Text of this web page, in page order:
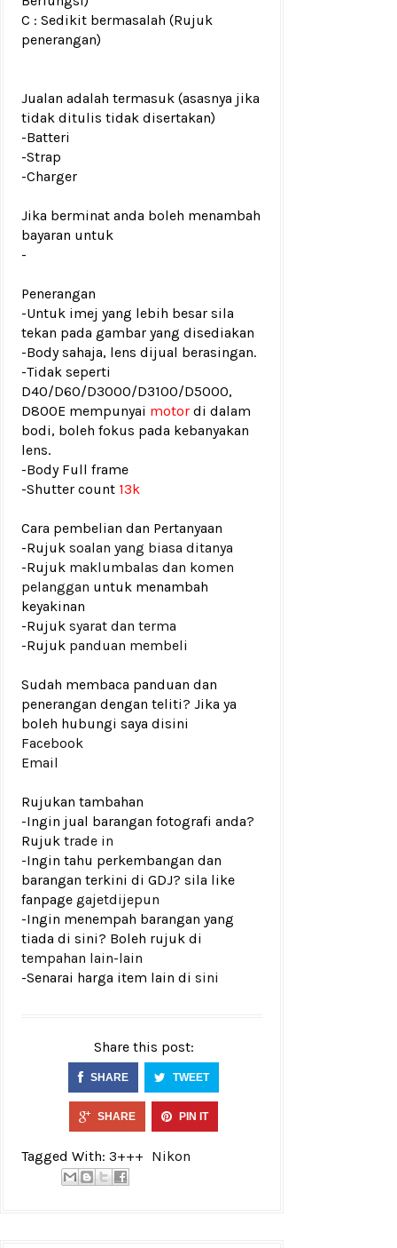
C : Sedikit bermasalah (Rujuk
penerangan)
Jualan adalah termasuk (asasnya jika
tidak ditulis tidak disertakan)
-Batteri
-Strap
-Charger
Jika berminat anda boleh menambah
bayaran untuk
-
Penerangan
-Untuk imej yang lebih besar sila
tekan pada gambar yang disediakan
-Body sahaja, lens dijual berasingan.
-Tidak seperti
D40/D60/D3000/D3100/D5000,
D800E mempunyai motor di dalam
bodi, boleh fokus pada kebanyakan
lens.
-Body Full frame
-Shutter count 13k
Cara pembelian dan Pertanyaan
-Rujuk soalan yang biasa ditanya
-Rujuk maklumbalas dan komen
pelanggan untuk menambah
keyakinan
-Rujuk syarat dan terma
-Rujuk panduan membeli
Sudah membaca panduan dan
penerangan dengan teliti? Jika ya
boleh hubungi saya disini
Facebook
Email
Rujukan tambahan
-Ingin jual barangan fotografi anda?
Rujuk trade in
-Ingin tahu perkembangan dan
barangan terkini di GDJ? sila like
fanpage gajetdijepun
-Ingin menempah barangan yang
tiada di sini? Boleh rujuk di
tempahan lain-lain
-Senarai harga item lain di sini
Share this post:
SHARE TWEET
SHARE PIN IT
Tagged With: 3+++ Nikon